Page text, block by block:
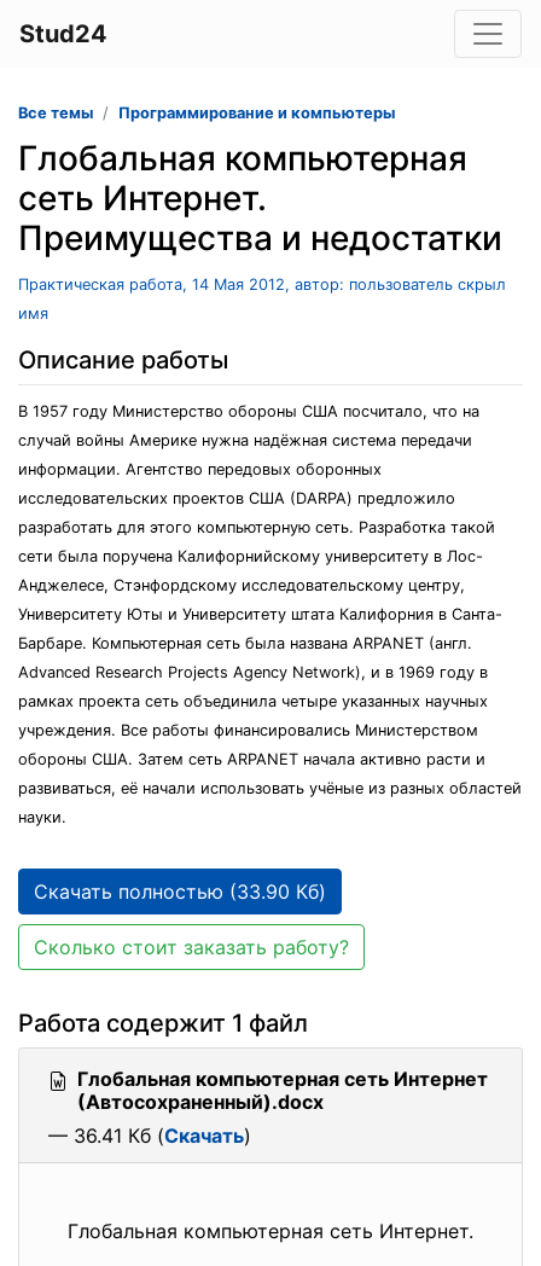
Stud24
Все темы Программирование и компьютеры
Глобальная компьютерная
сеть Интернет.
Преимущества и недостатки
Практическая работа, 14 Мая 2012, автор: пользователь скрыл
имя
Описание работы
В 1957 году Министерство обороны США посчитало, что на
случай войны Америке нужна надёжная система передачи
информации. Агентство передовых оборонных
исследовательских проектов США (DARPA) предложило
разработать для этого компьютерную сеть. Разработка такой
сети была поручена Калифорнийскому университету в Лос-
Анджелесе, Стэнфордскому исследовательскому центру,
Университету Юты и Университету штата Калифорния в Санта-
Барбаре. Компьютерная сеть была названа ARPANET (англ.
Advanced Research Projects Agency Network), и в 1969 году в
рамках проекта сеть объединила четыре указанных научных
учреждения. Все работы финансировались Министерством
обороны США. Затем сеть ARPANET начала активно расти и
развиваться, её начали использовать учёные из разных областей
науки.
Скачать полностью (33.90 Кб)
Сколько стоит заказать работу?
Работа содержит 1 файл
Глобальная компьютерная сеть Интернет
(Автосохраненный).docx
— 36.41 Кб (Скачать)
Глобальная компьютерная сеть Интернет.